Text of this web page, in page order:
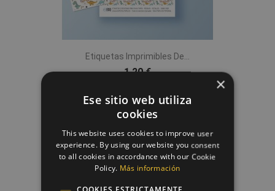
Etiquetas Imprimibles De...
1,20 €
×
Ese sitio web utiliza
cookies
This website uses cookies to improve user
experience. By using our website you consent
to all cookies in accordance with our Cookie
Policy. Más información